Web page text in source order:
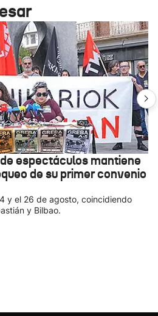
espectáculos mantiene
de su primer convenio
y el 26 de agosto, coincidiendo
y Bilbao.